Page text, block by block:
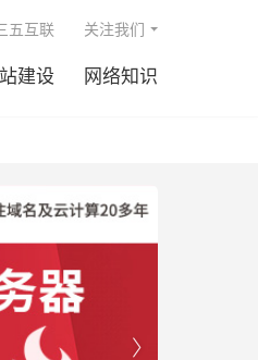
建设 网络知识
五互联 关注我们
